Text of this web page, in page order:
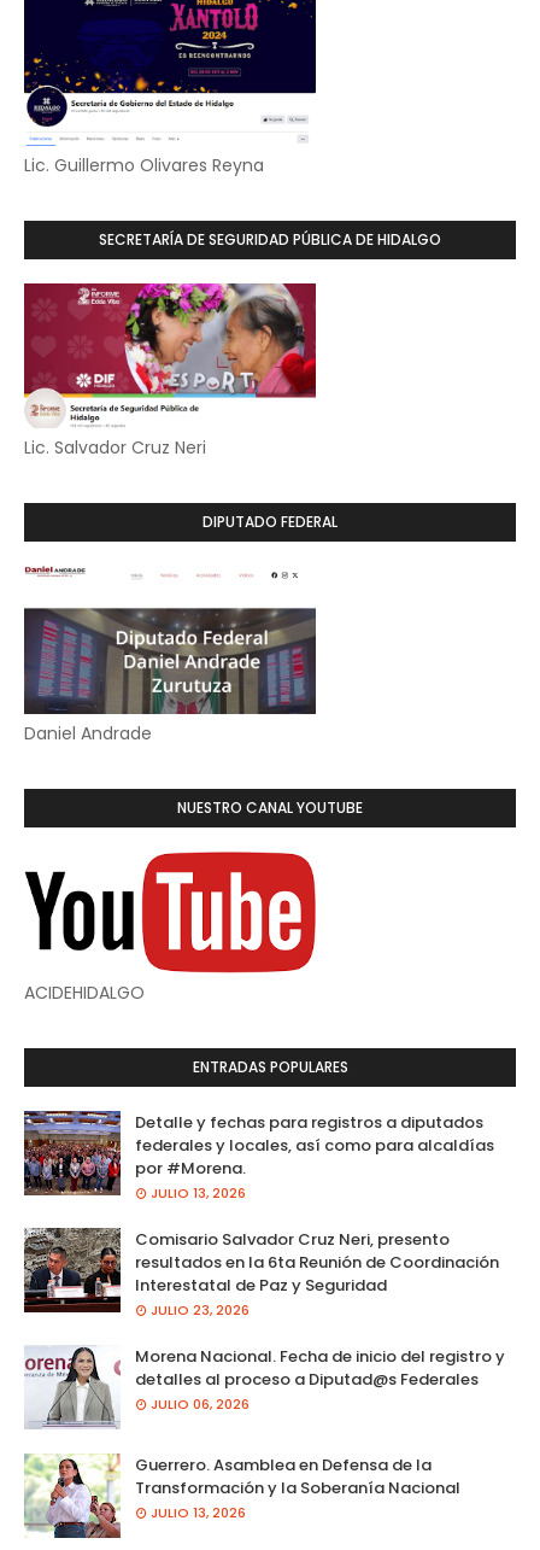
Lic. Guillermo Olivares Reyna
SECRETARÍA DE SEGURIDAD PÚBLICA DE HIDALGO
Lic. Salvador Cruz Neri
DIPUTADO FEDERAL
Daniel Andrade
NUESTRO CANAL YOUTUBE
ACIDEHIDALGO
ENTRADAS POPULARES
Detalle y fechas para registros a diputados
federales y locales, así como para alcaldías
por #Morena.
JULIO 13, 2026
Comisario Salvador Cruz Neri, presento
resultados en la 6ta Reunión de Coordinación
Interestatal de Paz y Seguridad
JULIO 23, 2026
Morena Nacional. Fecha de inicio del registro y
detalles al proceso a Diputad@s Federales
JULIO 06, 2026
Guerrero. Asamblea en Defensa de la
Transformación y la Soberanía Nacional
JULIO 13, 2026